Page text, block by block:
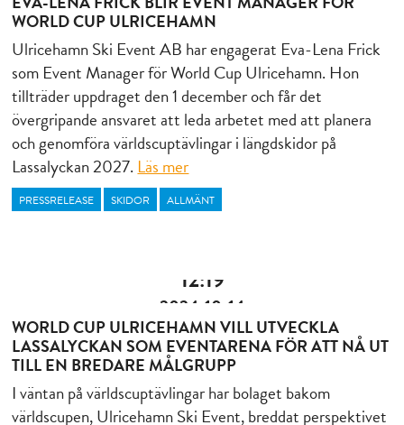
WORLD CUP ULRICEHAMN
Ulricehamn Ski Event AB har engagerat Eva-Lena Frick
som Event Manager för World Cup Ulricehamn. Hon
tillträder uppdraget den 1 december och får det
övergripande ansvaret att leda arbetet med att planera
och genomföra världscuptävlingar i längdskidor på
Lassalyckan 2027. Läs mer
PRESSRELEASE SKIDOR ALLMÄNT
12:19
2024-10-14
WORLD CUP ULRICEHAMN VILL UTVECKLA
LASSALYCKAN SOM EVENTARENA FÖR ATT NÅ UT
TILL EN BREDARE MÅLGRUPP
I väntan på världscuptävlingar har bolaget bakom
världscupen, Ulricehamn Ski Event, breddat perspektivet